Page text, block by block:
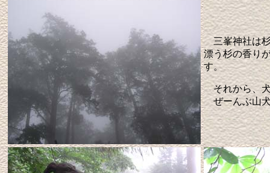
三峯神社は杉
漂う杉の香り
す。
それから
ぜーんぶ山